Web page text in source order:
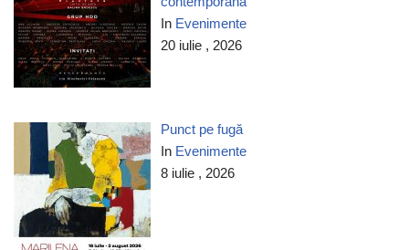
In Evenimente
20 iulie , 2026
Punct pe fugă
In Evenimente
8 iulie , 2026